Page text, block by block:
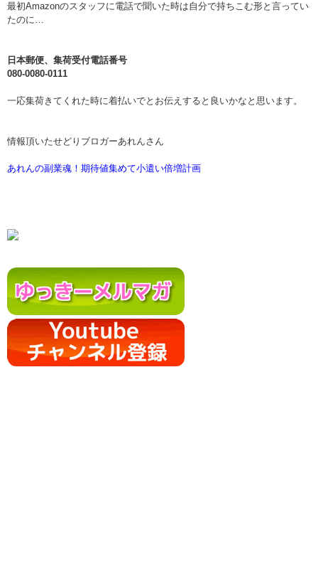
最初Amazonのスタッフに電話で聞いた時は自分で持ちこむ形と言ってい
たのに…
日本郵便、集荷受付電話番号
080-0080-0111
一応集荷きてくれた時に着払いでとお伝えすると良いかなと思います。
情報頂いたせどりブロガーあれんさん
あれんの副業魂！期待値集めて小遣い倍増計画